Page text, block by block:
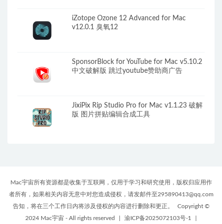
iZotope Ozone 12 Advanced for Mac
v12.0.1 臭氧12
SponsorBlock for YouTube for Mac v5.10.2
中文破解版 跳过youtube赞助商广告
JixiPix Rip Studio Pro for Mac v1.1.23 破解
版 图片拼贴编辑合成工具
Mac宇宙所有资源都是收集于互联网，仅用于学习和研究使用，版权归应用作
者所有，如果相关内容无意中对您造成侵权，请发邮件至295890413@qq.com
告知，将在三个工作日内将涉及侵权的内容进行删除和更正。
Copyright ©
2024 Mac宇宙 - All rights reserved
渝ICP备2025072103号-1